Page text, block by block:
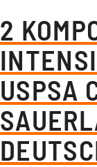
Long Range
Long Range
2
USPSA